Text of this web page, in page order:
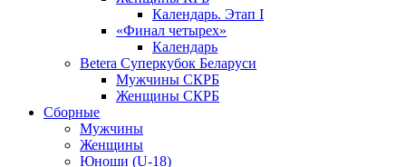
Календарь. Этап I
«Финал четырех»
Календарь
Betera Суперкубок Беларуси
Мужчины СКРБ
Женщины СКРБ
Сборные
Мужчины
Женщины
Юноши (U-18)